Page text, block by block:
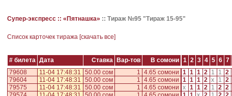
Супер-экспресс :: «Пятнашка» :: Тираж №95 "Тираж 15-95"
Cписок карточек тиража [скачать все]
# билета Дата Ставка Вар-тов В сомони 1 2 3 4 5 6 7
79608
11-04 17:48:31 50.00 сом 1 4.65 сомони 1 1 1 2 1 1 2
79604
11-04 17:48:31 50.00 сом 1 4.65 сомони 1 1 1 2 x 1 2
79575
11-04 17:48:31 50.00 сом 1 4.65 сомони x 1 1 2 1 2 2